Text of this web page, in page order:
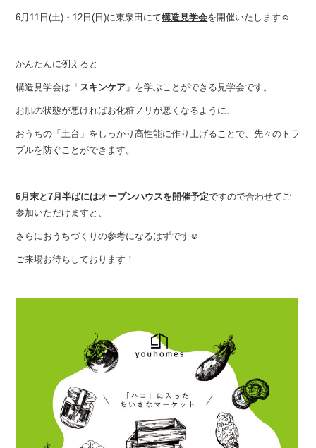
6月11日(土)・12日(日)に東泉田にて構造見学会を開催いたします☺︎
かんたんに例えると
構造見学会は「 スキンケア 」を学ぶことができる見学会です。
お肌の状態が悪ければお化粧ノリが悪くなるように、
おうちの「土台」をしっかり高性能に作り上げることで、先々のトラ
ブルを防ぐことができます。
6月末と7月半ばにはオープンハウスを開催予定ですので合わせてご
参加いただけますと、
さらにおうちづくりの参考になるはずです☺︎
ご来場お待ちしております！